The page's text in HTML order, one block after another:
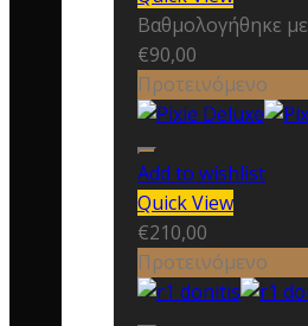
Βαθμολογήθηκε με
€90,00
Προτεινόμενο
Add to wishlist
Quick View
€210,00
Προτεινόμενο